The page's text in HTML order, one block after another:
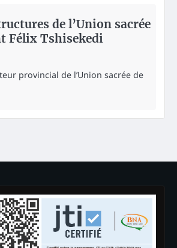
de l’Union sacrée
Félix Tshisekedi
provincial de l’Union sacrée de